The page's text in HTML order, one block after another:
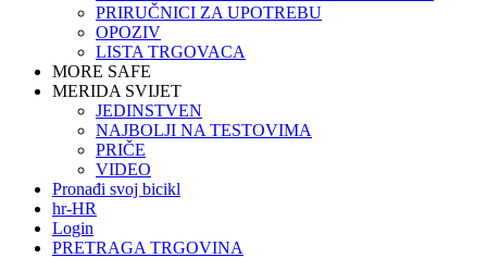
PRIRUČNICI ZA UPOTREBU
OPOZIV
LISTA TRGOVACA
MORE SAFE
MERIDA SVIJET
JEDINSTVEN
NAJBOLJI NA TESTOVIMA
PRIČE
VIDEO
Pronađi svoj bicikl
hr-HR
Login
PRETRAGA TRGOVINA